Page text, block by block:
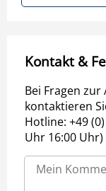
Kontakt &
Bei Fragen
kontaktieren
Hotline: +49
Uhr 16:00